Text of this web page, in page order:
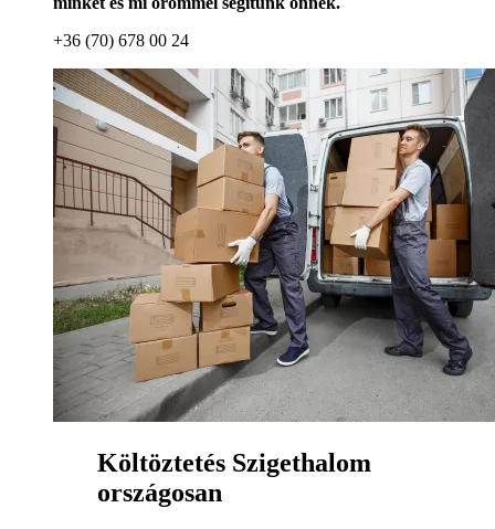
+36 (70) 678 00 24
Költöztetés Szigethalom
országosan